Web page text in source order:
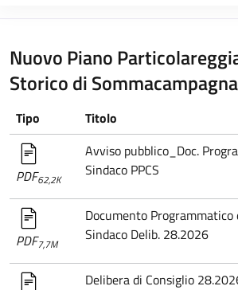
Nuovo Piano
Storico di Sommacampagna
Tipo Titolo
PDF62,2K
Avviso pubblico_Doc.
Sindaco PPCS
PDF7,7M
Documento Programmatico
Sindaco Delib. 28.2026
Delibera di Consiglio